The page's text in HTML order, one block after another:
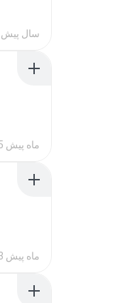
8 سال پیش
5 ماه پیش
3 ماه پیش